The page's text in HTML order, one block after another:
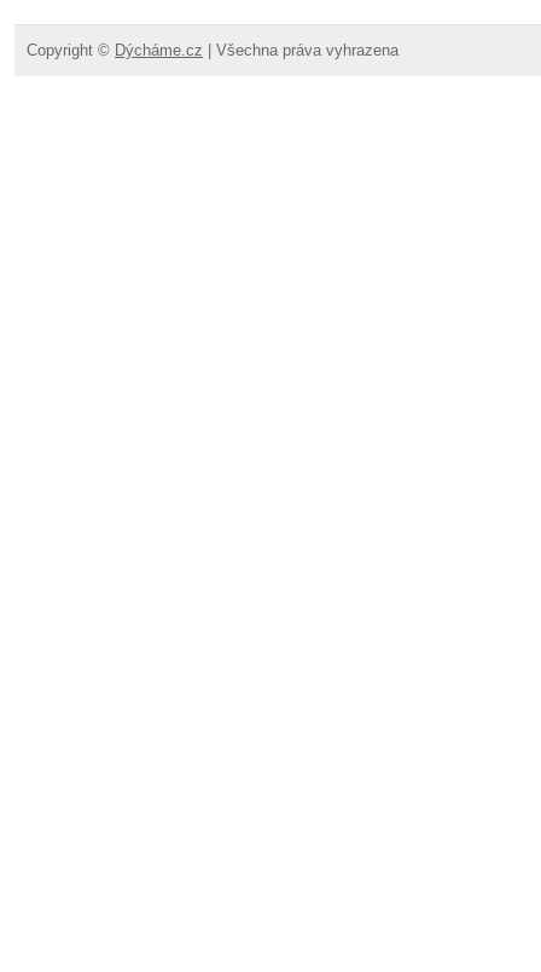
Copyright © Dýcháme.cz | Všechna práva vyhrazena